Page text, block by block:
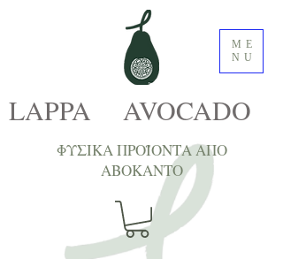
ME
NU
LAPPA AVOCADO
ΦΥΣΙΚΑ ΠΡΟΪΟΝΤΑ ΑΠΟ
ΑΒΟΚΑNTΟ